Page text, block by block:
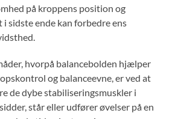
på kroppens position og
sidste ende kan forbedre ens
hvorpå balancebolden hjælper
og balanceevne, er ved at
de dybe stabiliseringsmuskler i
står eller udfører øvelser på en